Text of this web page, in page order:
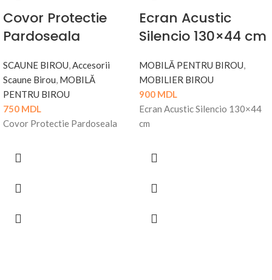
Covor Protectie
Pardoseala
SCAUNE BIROU,Accesorii
Scaune Birou, MOBILĂ
PENTRU BIROU
750 MDL
Covor Protectie Pardoseala
Ecran Acustic
Silencio 130×44 cm
MOBILĂ PENTRU BIROU,
MOBILIER BIROU
900 MDL
Ecran Acustic Silencio 130×44
cm